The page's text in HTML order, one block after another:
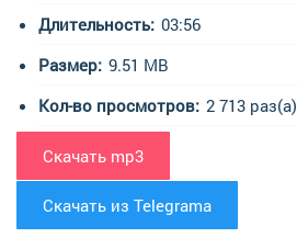
Длительность: 03:56
Размер: 9.51 MB
Кол-во просмотров: 2 713 раз(а)
Скачать mp3
Скачать из Telegrama